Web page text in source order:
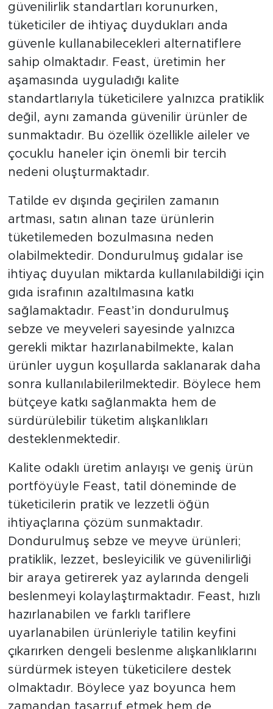
güvenilirlik standartları korunurken,
tüketiciler de ihtiyaç duydukları anda
güvenle kullanabilecekleri alternatiflere
sahip olmaktadır. Feast, üretimin her
aşamasında uyguladığı kalite
standartlarıyla tüketicilere yalnızca pratiklik
değil, aynı zamanda güvenilir ürünler de
sunmaktadır. Bu özellik özellikle aileler ve
çocuklu haneler için önemli bir tercih
nedeni oluşturmaktadır.
Tatilde ev dışında geçirilen zamanın
artması, satın alınan taze ürünlerin
tüketilemeden bozulmasına neden
olabilmektedir. Dondurulmuş gıdalar ise
ihtiyaç duyulan miktarda kullanılabildiği için
gıda israfının azaltılmasına katkı
sağlamaktadır. Feast’in dondurulmuş
sebze ve meyveleri sayesinde yalnızca
gerekli miktar hazırlanabilmekte, kalan
ürünler uygun koşullarda saklanarak daha
sonra kullanılabilerilmektedir. Böylece hem
bütçeye katkı sağlanmakta hem de
sürdürülebilir tüketim alışkanlıkları
desteklenmektedir.
Kalite odaklı üretim anlayışı ve geniş ürün
portföyüyle Feast, tatil döneminde de
tüketicilerin pratik ve lezzetli öğün
ihtiyaçlarına çözüm sunmaktadır.
Dondurulmuş sebze ve meyve ürünleri;
pratiklik, lezzet, besleyicilik ve güvenilirliği
bir araya getirerek yaz aylarında dengeli
beslenmeyi kolaylaştırmaktadır. Feast, hızlı
hazırlanabilen ve farklı tariflere
uyarlanabilen ürünleriyle tatilin keyfini
çıkarırken dengeli beslenme alışkanlıklarını
sürdürmek isteyen tüketicilere destek
olmaktadır. Böylece yaz boyunca hem
zamandan tasarruf etmek hem de